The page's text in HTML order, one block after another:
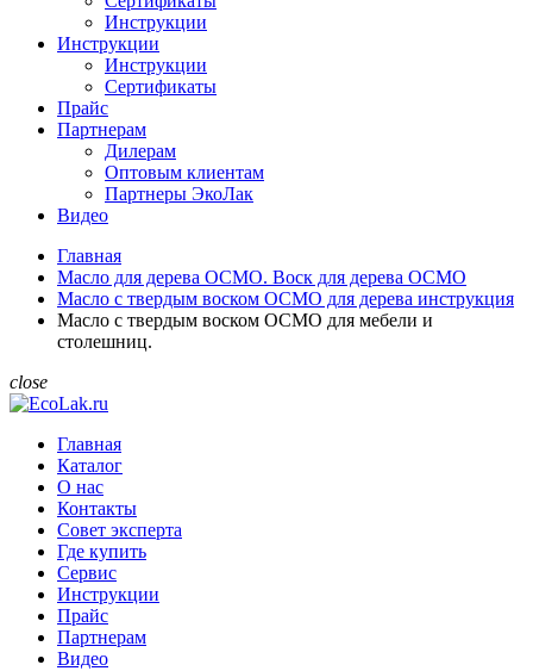
Инструкции
Инструкции
Инструкции
Сертификаты
Прайс
Партнерам
Дилерам
Оптовым клиентам
Партнеры ЭкоЛак
Видео
Главная
Масло для дерева ОСМО. Воск для дерева ОСМО
Масло с твердым воском ОСМО для дерева инструкция
Масло с твердым воском ОСМО для мебели и
столешниц.
close
Главная
Каталог
О нас
Контакты
Совет эксперта
Где купить
Сервис
Инструкции
Прайс
Партнерам
Видео